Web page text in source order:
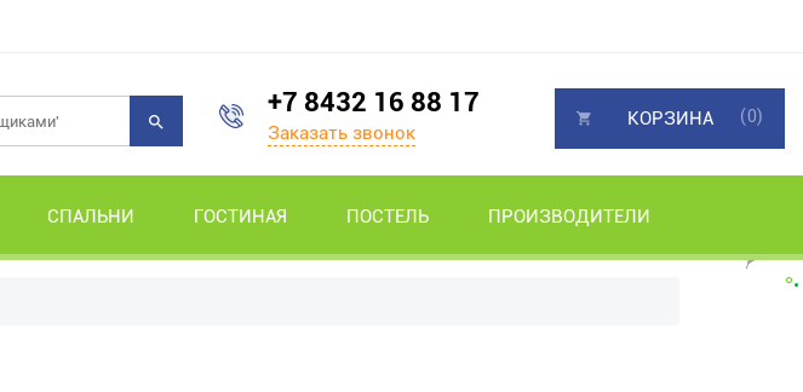
+7 8432 16 88 17
Заказать звонок
СПАЛЬНИ ГОСТИНАЯ ПОСТЕЛЬ ПРОИЗВОДИТЕЛИ
КОРЗИНА (0)